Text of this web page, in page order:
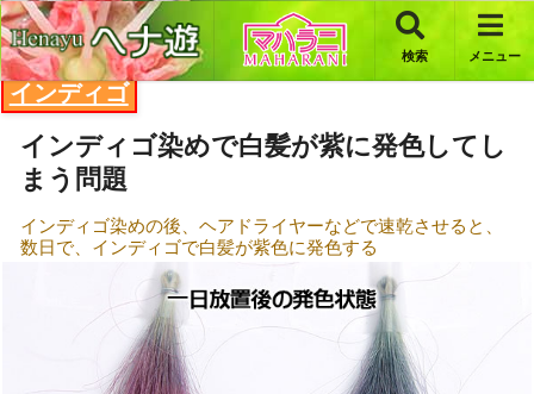
検索 メニュー
インディゴ
インディゴ染めで白髪が紫に発色してし
まう問題
インディゴ染めの後、ヘアドライヤーなどで速乾させると、
数日で、インディゴで白髪が紫色に発色する